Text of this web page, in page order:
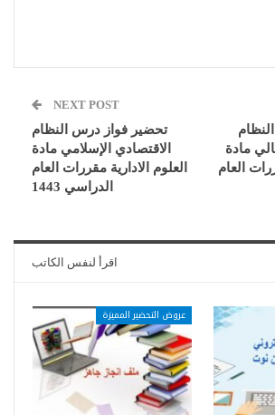
مادة
العام
NEXT POST
تحضير فواز درس النظام
الاقتصادي الإسلامي مادة
العلوم الادارية مقررات العام
الدراسي 1443
اقرأ لنفس الكاتب
عروض التحضير المميزة